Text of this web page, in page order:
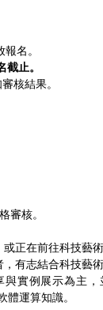
名。
止。
核結果。
審核。
正在前往科技藝術
有志結合科技藝術
與實例展示為主
運算知識。